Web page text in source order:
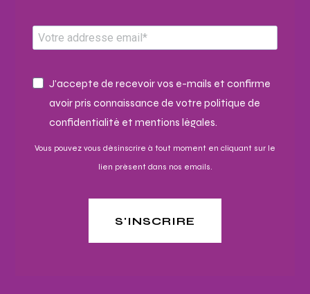
J'accepte de recevoir vos e-mails et confirme
avoir pris connaissance de votre politique de
confidentialité et mentions légales.
Vous pouvez vous désinscrire à tout moment en cliquant sur le
lien présent dans nos emails.
S'INSCRIRE